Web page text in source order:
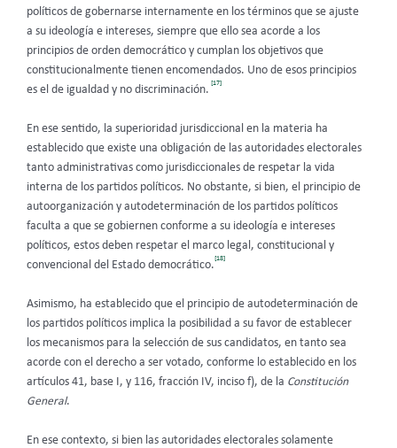
políticos de gobernarse internamente en los términos que se ajuste
a su ideología e intereses, siempre que ello sea acorde a los
principios de orden democrático y cumplan los objetivos que
constitucionalmente tienen encomendados. Uno de esos principios
es el de igualdad y no discriminación.
[17]
En ese sentido, la superioridad jurisdiccional en la materia ha
establecido que existe una obligación de las autoridades electorales
tanto administrativas como jurisdiccionales de respetar la vida
interna de los partidos políticos. No obstante, si bien, el principio de
autoorganización y autodeterminación de los partidos políticos
faculta a que se gobiernen conforme a su ideología e intereses
políticos, estos deben respetar el marco legal, constitucional y
convencional del Estado democrático.
[18]
Asimismo, ha establecido que el principio de autodeterminación de
los partidos políticos implica la posibilidad a su favor de establecer
los mecanismos para la selección de sus candidatos, en tanto sea
acorde con el derecho a ser votado, conforme lo establecido en los
artículos 41, base I, y 116, fracción IV, inciso f), de la Constitución
General.
En ese contexto, si bien las autoridades electorales solamente